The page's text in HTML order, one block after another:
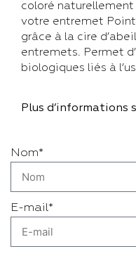
coloré naturellement
votre entremet Point
grâce à la cire
entremets. Permet
biologiques liés à
Plus d’informations
Nom*
E-mail*